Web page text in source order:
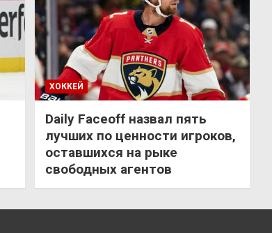
ХОККЕЙ
Daily Faceoff назвал пять
лучших по ценности игроков,
оставшихся на рыке
свободных агентов